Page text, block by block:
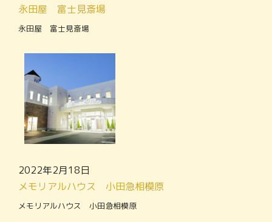
永田屋 富士見斎場
永田屋 富士見斎場
2022年2月18日
メモリアルハウス 小田急相模原
メモリアルハウス 小田急相模原